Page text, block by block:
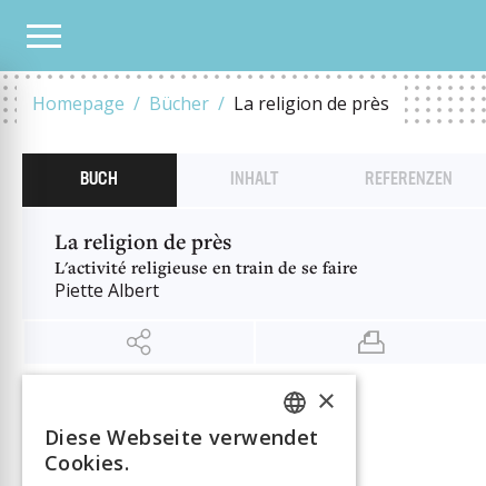
Homepage Bücher La religion de près
UNSER KATALOG
BUCH INHALT REFERENZEN
La religion de près
L'activité religieuse en train de se faire
Piette Albert
Autor:in
Piette Albert
Verlag
FRENCH
×
Diese Webseite verwendet
Cookies.